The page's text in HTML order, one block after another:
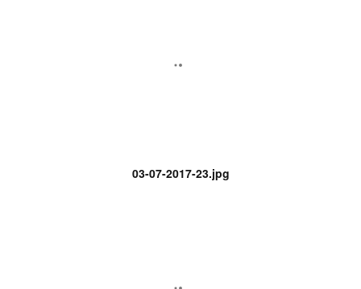
03-07-2017-23.jpg